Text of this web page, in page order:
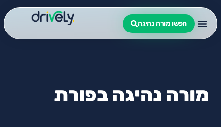
חפשו מורה נהיגה
מורה נהיגה בפורת